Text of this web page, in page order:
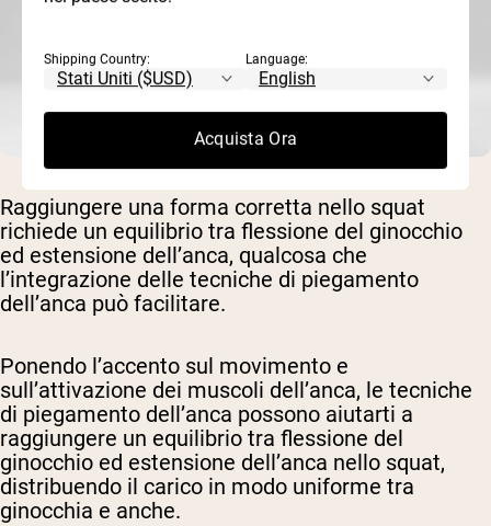
Raggiungere una forma corretta nello squat
richiede un equilibrio tra flessione del ginocchio
ed estensione dell’anca, qualcosa che
l’integrazione delle tecniche di piegamento
dell’anca può facilitare.
Ponendo l’accento sul movimento e
sull’attivazione dei muscoli dell’anca, le tecniche
di piegamento dell’anca possono aiutarti a
raggiungere un equilibrio tra flessione del
ginocchio ed estensione dell’anca nello squat,
distribuendo il carico in modo uniforme tra
ginocchia e anche.
Shipping Country: Language:
Acquista Ora